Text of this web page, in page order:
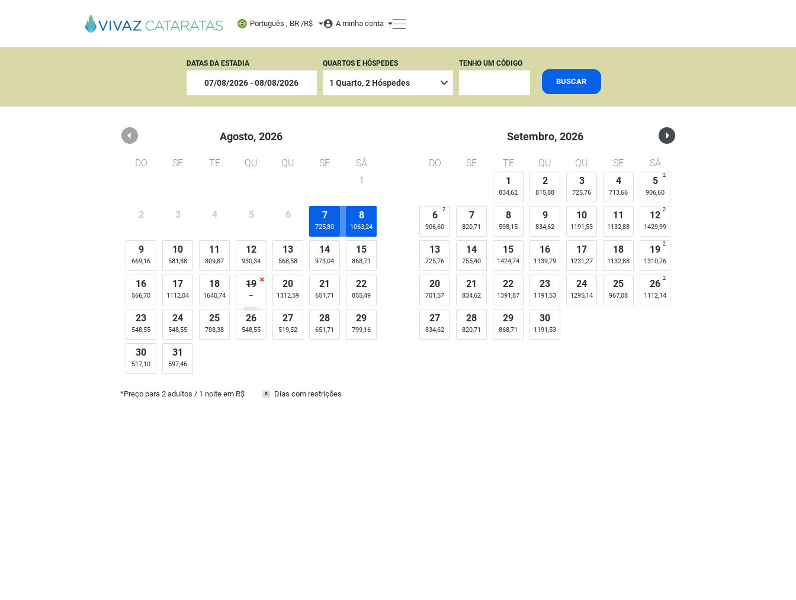
Vivaz Cataratas Resort Português , BR /R$ A minha conta
DATAS DA ESTADIA QUARTOS E HÓSPEDES TENHO UM CÓDIGO
BUSCAR
Agosto, 2026
DO SE TE QU QU SE
SÁ
1
2 3 4 5 6 7
725,80
8
1063,24
9
669,16
10
581,88
11
809,87
12
930,34
13
568,58
14
973,04
15
868,71
16
566,70
17
1112,04
18
1640,74
19 20
1312,59
21
651,71
22
855,49
23
548,55
24
548,55
25
708,38
26
548,55
27
519,52
28
651,71
29
799,16
30
517,10
31
597,46
Setembro, 2026
DO SE TE QU QU SE
SÁ
1
834,62
2
815,88
3
725,76
4
713,66
5
906,60
2
6
906,60
2 7
820,71
8
598,15
9
834,62
10
1191,53
11
1132,88
12
1429,99
2
13
725,76
14
755,40
15
1424,74
16
1139,79
17
1231,27
18
1132,88
19
1310,76
2
20
701,57
21
834,62
22
1391,87
23
1191,53
24
1295,14
25
967,08
26
1112,14
2
27
834,62
28
820,71
29
868,71
30
1191,53
*Preço para2 adultos / 1 noite em R$ x Dias com restrições